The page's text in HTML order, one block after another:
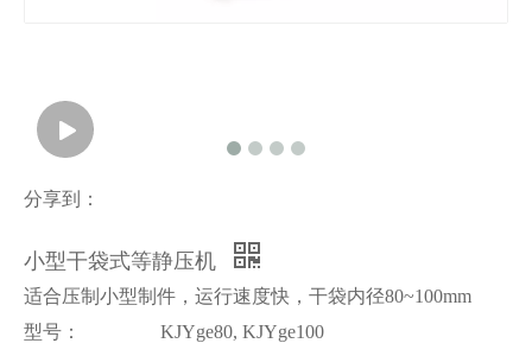
分享到：
小型干袋式等静压机
适合压制小型制件，运行速度快，干袋内径80~100mm
型号：
KJYge80, KJYge100